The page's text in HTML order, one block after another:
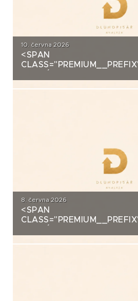
10. června 2026
<SPAN
8. června 2026
<SPAN